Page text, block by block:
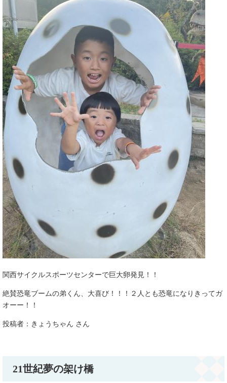
関西サイクルスポーツセンターで巨大卵発見！！
絶賛恐竜ブームの弟くん、大喜び！！！２人とも恐竜になりきってガ
オーー！！
投稿者：きょうちゃん さん
21世紀夢の架け橋